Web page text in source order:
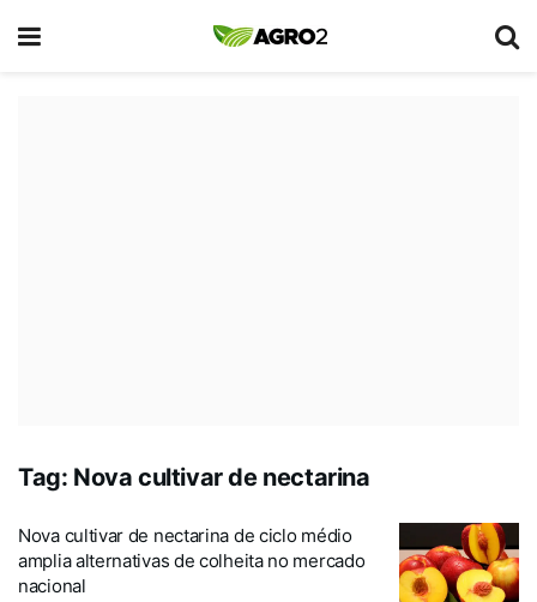
Tag: Nova cultivar de nectarina
Nova cultivar de nectarina de ciclo médio
amplia alternativas de colheita no mercado
nacional